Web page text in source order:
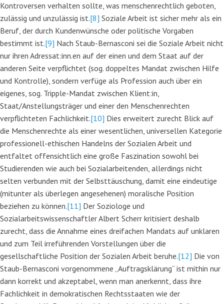
Kontroversen verhalten sollte, was menschenrechtlich geboten,
zulässig und unzulässig ist.[8] Soziale Arbeit ist sicher mehr als ein
Beruf, der durch Kundenwünsche oder politische Vorgaben
bestimmt ist.[9] Nach Staub-Bernasconi sei die Soziale Arbeit nicht
nur ihren Adressat:inn.en auf der einen und dem Staat auf der
anderen Seite verpflichtet (sog. doppeltes Mandat zwischen Hilfe
und Kontrolle), sondern verfüge als Profession auch über ein
eigenes, sog. Tripple-Mandat zwischen Klient:in,
Staat/Anstellungsträger und einer den Menschenrechten
verpflichteten Fachlichkeit.[10] Dies erweitert zurecht Blick auf
die Menschenrechte als einer wesentlichen, universellen Kategorie
professionell-ethischen Handelns der Sozialen Arbeit und
entfaltet offensichtlich eine große Faszination sowohl bei
Studierenden wie auch bei Sozialarbeitenden, allerdings nicht
selten verbunden mit der Selbsttäuschung, damit eine eindeutige
(mitunter als überlegen angesehenen) moralische Position
beziehen zu können.[11] Der Soziologe und
Sozialarbeitswissenschaftler Albert Scherr kritisiert deshalb
zurecht, dass die Annahme eines dreifachen Mandats auf unklaren
und zum Teil irreführenden Vorstellungen über die
gesellschaftliche Position der Sozialen Arbeit beruhe.[12] Die von
Staub-Bernasconi vorgenommene „Auftragsklärung“ ist mithin nur
dann korrekt und akzeptabel, wenn man anerkennt, dass ihre
Fachlichkeit in demokratischen Rechtsstaaten wie der